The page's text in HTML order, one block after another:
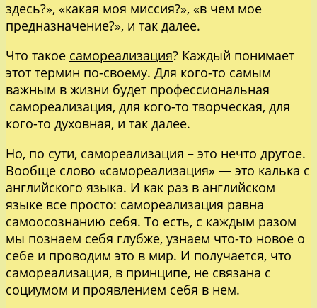
здесь?», «какая моя миссия?», «в чем мое
предназначение?», и так далее.
Что такое самореализация? Каждый понимает
этот термин по-своему. Для кого-то самым
важным в жизни будет профессиональная
самореализация, для кого-то творческая, для
кого-то духовная, и так далее.
Но, по сути, самореализация – это нечто другое.
Вообще слово «самореализация» — это калька с
английского языка. И как раз в английском
языке все просто: самореализация равна
самоосознанию себя. То есть, с каждым разом
мы познаем себя глубже, узнаем что-то новое о
себе и проводим это в мир. И получается, что
самореализация, в принципе, не связана с
социумом и проявлением себя в нем.